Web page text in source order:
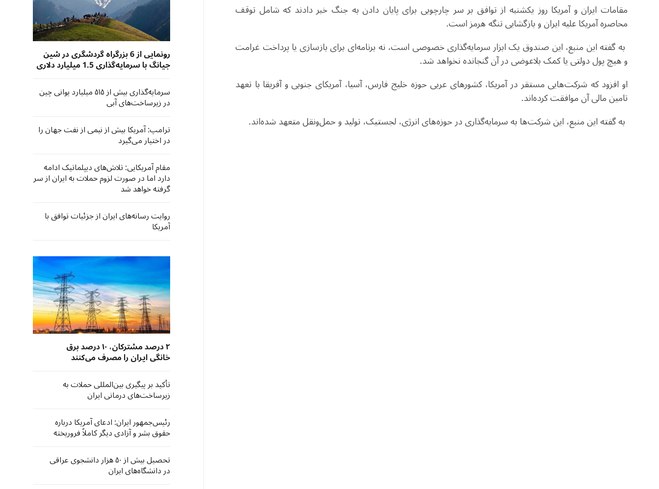
مقامات ایران و آمریکا روز یکشنبه از توافق بر سر چارچوبی برای پایان دادن به جنگ خبر دادند که شامل توقف
محاصره آمریکا علیه ایران و بازگشایی تنگه هرمز است.
به گفته این منبع، این صندوق یک ابزار سرمایه‌گذاری خصوصی است، نه برنامه‌ای برای بازسازی یا پرداخت غرامت
و هیچ پول دولتی یا کمک بلاعوضی در آن گنجانده نخواهد شد.
او افزود که شرکت‌هایی مستقر در آمریکا، کشورهای عربی حوزه خلیج فارس، آسیا، آمریکای جنوبی و آفریقا با تعهد
تامین مالی آن موافقت کرده‌اند.
به گفته این منبع، این شرکت‌ها به سرمایه‌گذاری‌ در حوزه‌های انرژی، لجستیک، تولید و حمل‌ونقل متعهد شده‌اند.
رونمایی از 6 بزرگراه گردشگری در شین
جیانگ با سرمایه‌گذاری 1.5 میلیارد دلاری
سرمایه‌گذاری بیش از ۵۱۵ میلیارد یوانی چین
در زیرساخت‌های آبی
ترامپ: آمریکا بیش از نیمی از نفت جهان را
در اختیار می‌گیرد​​
مقام آمریکایی: تلاش‌های دیپلماتیک ادامه
دارد اما در صورت لزوم حملات به ایران از سر
گرفته خواهد شد
روایت رسانه‌های ایران از جزئیات توافق با
آمریکا
۲ درصد مشترکان، ۱۰ درصد برق
خانگی ایران را مصرف می‌کنند
تأکید بر پیگیری بین‌المللی حملات به
زیرساخت‌های درمانی ایران
رئیس‌جمهور ایران: ادعای آمریکا درباره
حقوق بشر و آزادی دیگر کاملاً فروریخته
است
تحصیل بیش از ۵۰ هزار دانشجوی عراقی
در دانشگاه‌های ایران